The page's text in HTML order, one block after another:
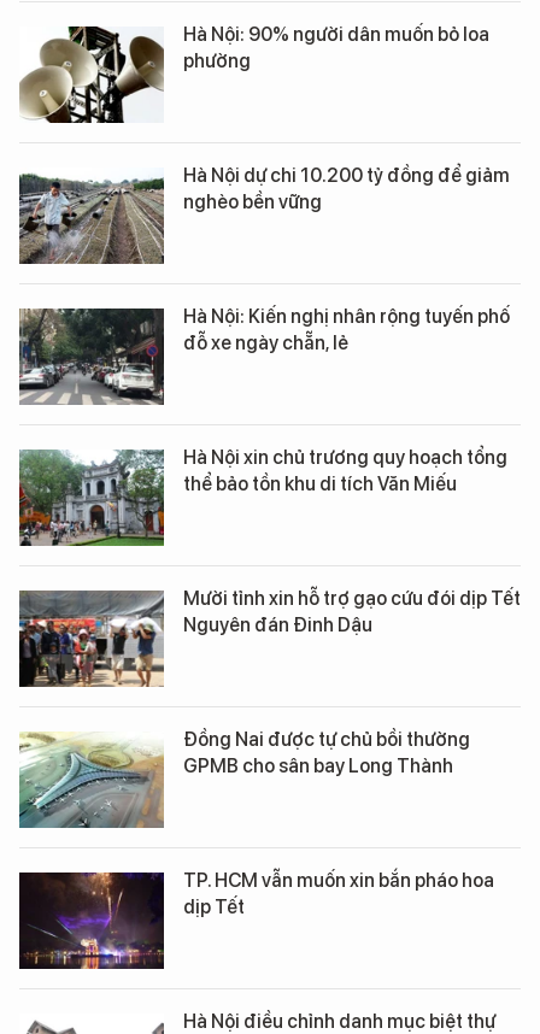
Hà Nội: 90% người dân muốn bỏ loa
phường
Hà Nội dự chi 10.200 tỷ đồng để giảm
nghèo bền vững
Hà Nội: Kiến nghị nhân rộng tuyến phố
đỗ xe ngày chẵn, lẻ
Hà Nội xin chủ trương quy hoạch tổng
thể bảo tồn khu di tích Văn Miếu
Mười tỉnh xin hỗ trợ gạo cứu đói dịp Tết
Nguyên đán Đinh Dậu
Đồng Nai được tự chủ bồi thường
GPMB cho sân bay Long Thành
TP. HCM vẫn muốn xin bắn pháo hoa
dịp Tết
Hà Nội điều chỉnh danh mục biệt thự